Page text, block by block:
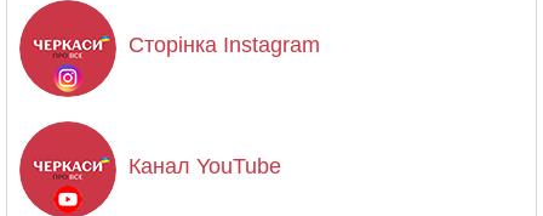
Сторінка Instagram
Канал YouTube